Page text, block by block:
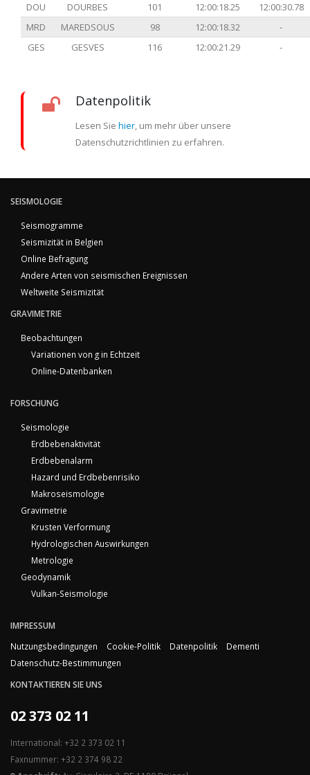
DOU
DOURBES 101 12:00:18.25
12:00:30.78
MRD
MAREDSOUS 98 12:00:18.32
-
GES
GESVES 116 12:00:21.29 -
Datenpolitik
Lesen Sie hier, um mehr über unsere
Datenschutzrichtlinien zu erfahren.
SEISMOLOGIE
Seismogramme
Seismizität in Belgien
Online Befragung
Andere Arten von seismischen Ereignissen
Weltweite Seismizität
GRAVIMETRIE
Beobachtungen
Variationen von g in Echtzeit
Online-Datenbanken
FORSCHUNG
Seismologie
Erdbebenaktivität
Erdbebenalarm
Hazard und Erdbebenrisiko
Makroseismologie
Gravimetrie
Krusten Verformung
Hydrologischen Auswirkungen
Metrologie
Geodynamik
Vulkan-Seismologie
IMPRESSUM
Nutzungsbedingungen
Cookie-Politik Datenpolitik
Dementi
Datenschutz-Bestimmungen
KONTAKTIEREN SIE UNS
02 373 02 11
International: +32 2 373 02 11
Faxnummer: +32 2 374 98 22